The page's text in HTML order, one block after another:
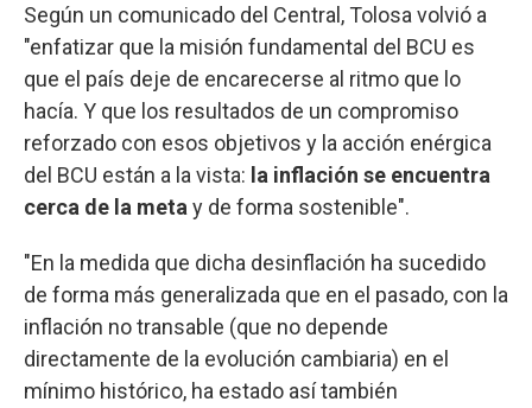
Según un comunicado del Central, Tolosa volvió a
"enfatizar que la misión fundamental del BCU es
que el país deje de encarecerse al ritmo que lo
hacía. Y que los resultados de un compromiso
reforzado con esos objetivos y la acción enérgica
del BCU están a la vista: la inflación se encuentra
cerca de la meta y de forma sostenible".
"En la medida que dicha desinflación ha sucedido
de forma más generalizada que en el pasado, con la
inflación no transable (que no depende
directamente de la evolución cambiaria) en el
mínimo histórico, ha estado así también